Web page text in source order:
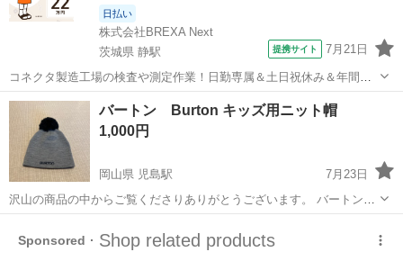
日払い
株式会社BREXA Next
茨城県 静駅
提携サイト 7月21日
コネクタ製造工場の検査や測定作業！日勤専属＆土日祝休み＆年間休
日128日★クリーンルーム内作業★マイカー通勤OK＆無料駐車場あり
★就業先食堂利用可！日払い制度あり！《茨城県常陸大宮市》 人気の
工場のお仕事 ◇コネクタ製造工...
茨城 常陸大宮市 その他
バートン Burton キッズ用ニット帽
1,000円
岡山県 児島駅
7月23日
沢山の商品の中からご覧くださりありがとうございます。 バートン
Burtonのニット帽です。 子供が小さい頃に数回かぶって保管してまし
た。 もうサイズアウトなので出品します！ 大きなボンボンがとても可
愛いです☆ ニット帽のサ...